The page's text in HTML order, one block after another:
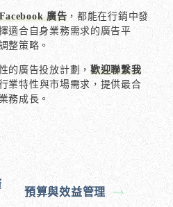
Facebook 廣告 ，都能在行銷中發
適合自身業務需求的廣告平
整策略。
的廣告投放計劃， 歡迎聯繫我
業特性與市場需求，提供最合
務成長。
預算與效益管理